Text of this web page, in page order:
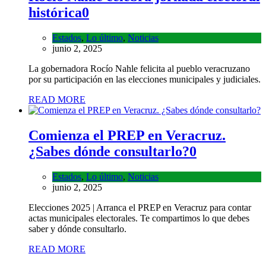
histórica0
Estados, Lo último, Noticias
junio 2, 2025
La gobernadora Rocío Nahle felicita al pueblo veracruzano
por su participación en las elecciones municipales y judiciales.
READ MORE
Comienza el PREP en Veracruz.
¿Sabes dónde consultarlo?0
Estados, Lo último, Noticias
junio 2, 2025
Elecciones 2025 | Arranca el PREP en Veracruz para contar
actas municipales electorales. Te compartimos lo que debes
saber y dónde consultarlo.
READ MORE